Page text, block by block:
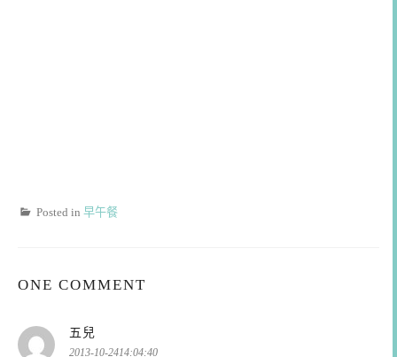
Posted in 早午餐
ONE COMMENT
五兒
示:
2013-10-2414:04:40